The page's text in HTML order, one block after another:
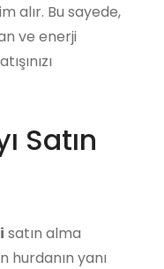
alır. Bu sayede,
ve enerji
Satın
satın alma
hurdanın yanı